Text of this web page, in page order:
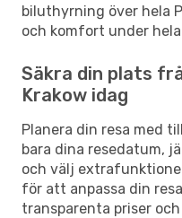
biluthyrning över hela
och komfort under
Säkra din plats
Krakow idag
Planera din resa med
bara dina resedatum,
och välj
för att anpassa din
transparenta priser